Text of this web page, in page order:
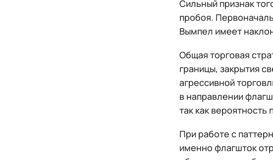
Сильный признак
пробоя.
Вымпел имеет
Общая торговая
границы, закрытия
агрессивной
в направлении
так как
При работе с
именно флагшток